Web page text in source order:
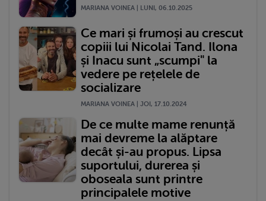
MARIANA VOINEA | LUNI, 06.10.2025
Ce mari și frumoși au crescut
copiii lui Nicolai Tand. Ilona
și Inacu sunt „scumpi" la
vedere pe rețelele de
socializare
MARIANA VOINEA | JOI, 17.10.2024
De ce multe mame renunță
mai devreme la alăptare
decât și-au propus. Lipsa
suportului, durerea și
oboseala sunt printre
principalele motive